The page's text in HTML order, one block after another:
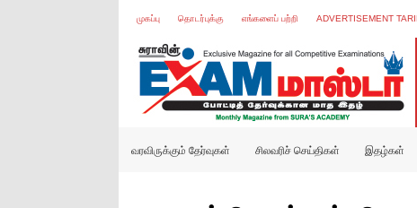
முகப்பு தொடர்புக்கு எங்களைப் பற்றி ADVERTISEMENT
வரவிருக்கும் தேர்வுகள் சிலவரிச் செய்திகள் இதழ்கள்